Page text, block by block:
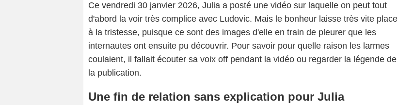
Ce vendredi 30 janvier 2026, Julia a posté une vidéo sur laquelle on peut tout
d'abord la voir très complice avec Ludovic. Mais le bonheur laisse très vite place
à la tristesse, puisque ce sont des images d'elle en train de pleurer que les
internautes ont ensuite pu découvrir. Pour savoir pour quelle raison les larmes
coulaient, il fallait écouter sa voix off pendant la vidéo ou regarder la légende de
la publication.
Une fin de relation sans explication pour Julia